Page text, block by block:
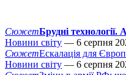
СюжетБрудні
Новини світу — 6 серпня
СюжетЕскалація для
Новини світу — 6 серпня